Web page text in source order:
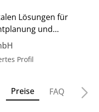
Lösungen für
und
Profil
Preise FAQ